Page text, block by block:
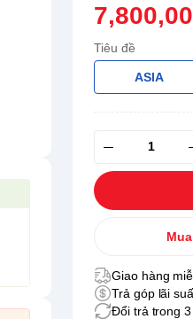
Tiêu đề
ASIA
Giao hàng
Trả góp lãi
Đổi trả trong